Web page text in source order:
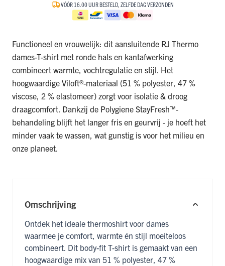
VÓÓR 16.00 UUR BESTELD, ZELFDE DAG VERZONDEN
Functioneel en vrouwelijk: dit aansluitende RJ Thermo
dames-T-shirt met ronde hals en kantafwerking
combineert warmte, vochtregulatie en stijl. Het
hoogwaardige Viloft®-materiaal (51 % polyester, 47 %
viscose, 2 % elastomeer) zorgt voor isolatie & droog
draagcomfort. Dankzij de Polygiene StayFresh™-
behandeling blijft het langer fris en geurvrij - je hoeft het
minder vaak te wassen, wat gunstig is voor het milieu en
onze planeet.
Omschrijving
Ontdek het ideale thermoshirt voor dames
waarmee je comfort, warmte én stijl moeiteloos
combineert. Dit body-fit T-shirt is gemaakt van een
hoogwaardige mix van 51 % polyester, 47 %